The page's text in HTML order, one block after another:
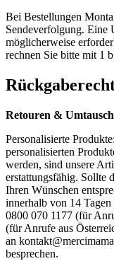
Bei Bestellungen
Sendeverfolgung. Eine
möglicherweise
rechnen Sie bitte mit 1
Retouren & Umtausch
Personalisierte
personalisierten
werden, sind unsere
erstattungsfähig. Sollte
Ihren Wünschen
innerhalb von 14
0800 070 1177 (für
(für Anrufe aus
an
besprechen.